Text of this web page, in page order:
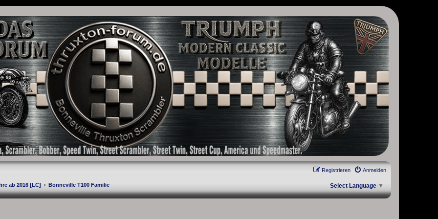
Forum für die New Bonneville Baureihen ab BJ 2001. Triumph Bonneville, Thruxton, Scrambler, Bobber, Speed Twin, Street Scrambler, Street Twin,
Anmelden
Registrieren
ab 2016 [LC] Bonneville T100 Familie Select Language ▼